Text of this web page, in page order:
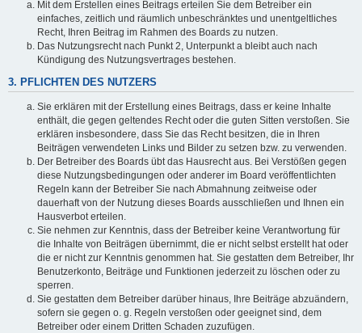
Mit dem Erstellen eines Beitrags erteilen Sie dem Betreiber ein
einfaches, zeitlich und räumlich unbeschränktes und unentgeltliches
Recht, Ihren Beitrag im Rahmen des Boards zu nutzen.
Das Nutzungsrecht nach Punkt 2, Unterpunkt a bleibt auch nach
Kündigung des Nutzungsvertrages bestehen.
3. PFLICHTEN DES NUTZERS
Sie erklären mit der Erstellung eines Beitrags, dass er keine Inhalte
enthält, die gegen geltendes Recht oder die guten Sitten verstoßen. Sie
erklären insbesondere, dass Sie das Recht besitzen, die in Ihren
Beiträgen verwendeten Links und Bilder zu setzen bzw. zu verwenden.
Der Betreiber des Boards übt das Hausrecht aus. Bei Verstößen gegen
diese Nutzungsbedingungen oder anderer im Board veröffentlichten
Regeln kann der Betreiber Sie nach Abmahnung zeitweise oder
dauerhaft von der Nutzung dieses Boards ausschließen und Ihnen ein
Hausverbot erteilen.
Sie nehmen zur Kenntnis, dass der Betreiber keine Verantwortung für
die Inhalte von Beiträgen übernimmt, die er nicht selbst erstellt hat oder
die er nicht zur Kenntnis genommen hat. Sie gestatten dem Betreiber, Ihr
Benutzerkonto, Beiträge und Funktionen jederzeit zu löschen oder zu
sperren.
Sie gestatten dem Betreiber darüber hinaus, Ihre Beiträge abzuändern,
sofern sie gegen o. g. Regeln verstoßen oder geeignet sind, dem
Betreiber oder einem Dritten Schaden zuzufügen.